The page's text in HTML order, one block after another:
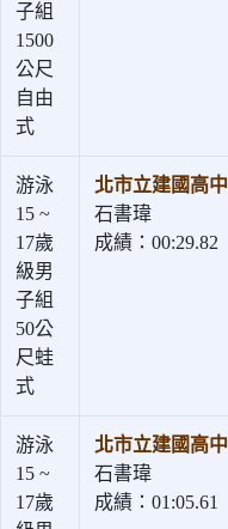
子組
1500
公尺
自由
式
游泳
15 ~
17歲
級男
子組
50公
尺蛙
式
北市立建國高中
石書瑋
成績：00:29.82
游泳
15 ~
17歲
北市立建國高中
石書瑋
成績：01:05.61